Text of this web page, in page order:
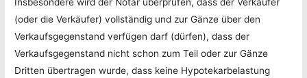
(oder die Verkäufer) vollständig und zur Gänze über den
Verkaufsgegenstand verfügen darf (dürfen), dass der
Verkaufsgegenstand nicht schon zum Teil oder zur Gänze
Dritten übertragen wurde, dass keine Hypotekarbelastung